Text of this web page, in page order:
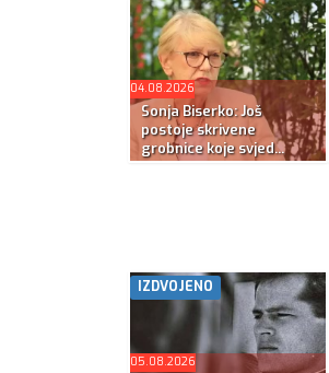
04.08.2026
Sonja Biserko: Još
postoje skrivene
grobnice koje svjed...
IZDVOJENO
05.08.2026